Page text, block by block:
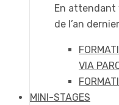
En attendant
de l’an
VIA
MINI-STAGES